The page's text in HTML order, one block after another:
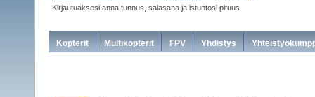
Kirjautuaksesi anna tunnus, salasana ja istuntosi pituus
Kopterit Multikopterit FPV Yhdistys